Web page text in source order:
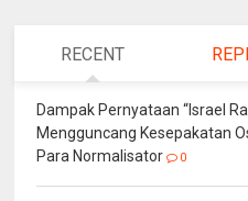
RECENT
Dampak Pernyataan “Israel
Mengguncang Kesepakatan
Para Normalisator
0